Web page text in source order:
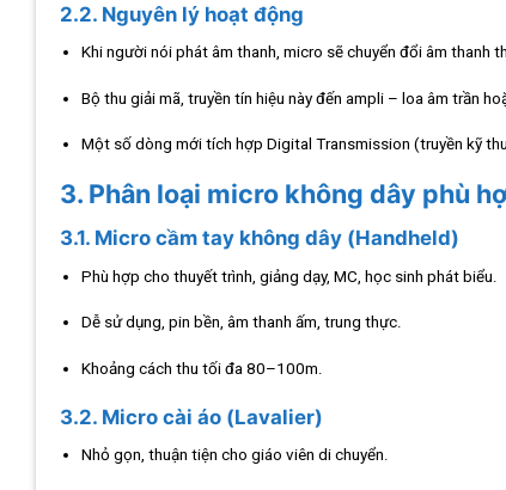
2.2. Nguyên lý hoạt động
Khi người nói phát âm thanh, micro sẽ chuyển đổi âm thanh
Bộ thu giải mã, truyền tín hiệu này đến ampli – loa âm trần
Một số dòng mới tích hợp Digital Transmission (truyền kỹ
3. Phân loại micro không dây phù
3.1. Micro cầm tay không dây (Handheld)
Phù hợp cho thuyết trình, giảng dạy, MC, học sinh phát biểu.
Dễ sử dụng, pin bền, âm thanh ấm, trung thực.
Khoảng cách thu tối đa 80–100m.
3.2. Micro cài áo (Lavalier)
Nhỏ gọn, thuận tiện cho giáo viên di chuyển.